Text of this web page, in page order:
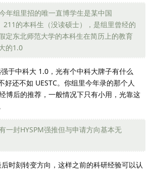
年组里招的唯一直博学生是某中国
的本科生（没读硕士），是组里曾经的
定东北师范大学的本科生在简历上的教育
的1.0
于中科大 1.0，光有个中科大牌子有什么
好还不如 UESTC。你组里今年录的那个人
博后的推荐，一般情况下只有小用，光靠这
一封HYSPM强推但与申请方向基本无
时刻转变方向，这样之前的科研经验可以认